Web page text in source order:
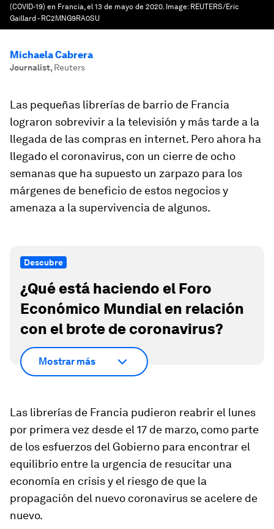
(COVID-19) en Francia, el 13 de mayo de 2020. Image: REUTERS/Eric
Gaillard - RC2MNG9RA0SU
Michaela Cabrera
Journalist, Reuters
Las pequeñas librerías de barrio de Francia
lograron sobrevivir a la televisión y más tarde a la
llegada de las compras en internet. Pero ahora ha
llegado el coronavirus, con un cierre de ocho
semanas que ha supuesto un zarpazo para los
márgenes de beneficio de estos negocios y
amenaza a la supervivencia de algunos.
Descubre
¿Qué está haciendo el Foro
Económico Mundial en relación
con el brote de coronavirus?
Mostrar más
Las librerías de Francia pudieron reabrir el lunes
por primera vez desde el 17 de marzo, como parte
de los esfuerzos del Gobierno para encontrar el
equilibrio entre la urgencia de resucitar una
economía en crisis y el riesgo de que la
propagación del nuevo coronavirus se acelere de
nuevo.